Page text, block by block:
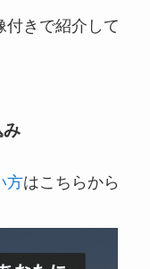
付きで紹介して
み
方はこちらから